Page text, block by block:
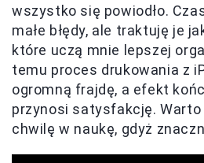
wszystko się powiodło.
małe błędy, ale traktuję je
które uczą mnie lepszej
temu proces drukowania z
ogromną frajdę, a efekt
przynosi satysfakcję.
chwilę w naukę, gdyż